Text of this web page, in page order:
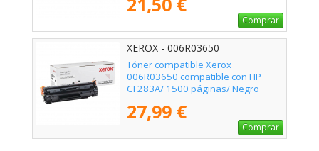
Comprar
XEROX - 006R03650
Tóner compatible Xerox
006R03650 compatible con HP
CF283A/ 1500 páginas/ Negro
27,99 €
Comprar